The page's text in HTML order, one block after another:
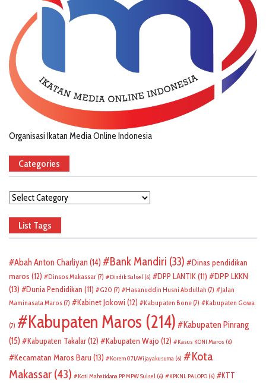
Organisasi Ikatan Media Online Indonesia
Categories
Categories
List Tags
Abah Anton Charliyan (14) Bank Mandiri (33)
Dinas pendidikan
maros (12) Dinsos Makassar (7) Disdik Sulsel (6) DPP LANTIK(11)
DPP LKKN
(13)
Dunia Pendidikan (11) G20 (7) Hasanuddin Husni Abdullah (7)
Jalan
Maminasata Maros (7) Kabinet Jokowi (12) Kabupaten Bone (7) Kabupaten Gowa
(7) Kabupaten Maros (214)
Kabupaten Pinrang
(15)
Kabupaten Takalar(12) Kabupaten Wajo (12) Kasus KONI Maros (6)
Kecamatan Maros Baru (13) Korem 071/Wijayakusuma (6)
Kota
Makassar (43) Koti Mahatidana PP MPW Sulsel (6) KPKNL PALOPO (6)
KTT